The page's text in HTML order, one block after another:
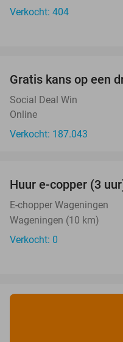
Verkocht: 404
Gratis kans op een
Social Deal Win
Online
Verkocht: 187.043
TODAY
Huur e-copper (3
E-chopper Wageningen
Wageningen (10 km)
Verkocht: 0